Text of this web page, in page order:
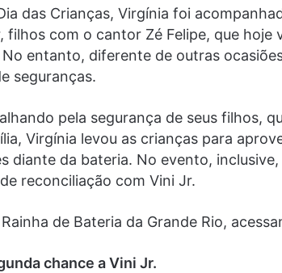
das Crianças, Virgínia foi
filhos com o cantor Zé Felipe, que hoje
entanto, diferente de outras
seguranças.
pela segurança de seus filhos,
Virgínia levou as crianças para
diante da bateria. No evento,
reconciliação com Vini Jr.
de Bateria da Grande Rio,
chance a Vini Jr.